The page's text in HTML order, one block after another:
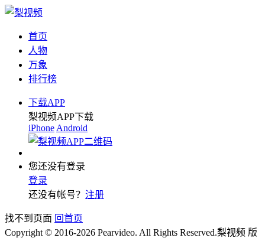
首页
人物
万象
排行榜
下载APP
梨视频APP下载
iPhone Android
您还没有登录
登录
还没有帐号？ 注册
找不到页面 回首页
Copyright © 2016-2026 Pearvideo. All Rights Reserved.梨视频 版